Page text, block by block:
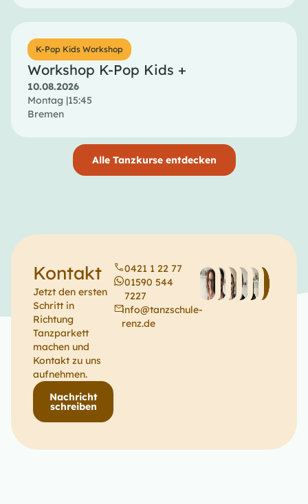
K-Pop Kids Workshop
Workshop K-Pop Kids +
10.08.2026
Montag |15:45
Bremen
Alle Tanzkurse entdecken
Kontakt
Jetzt den ersten
Schritt in
Richtung
Tanzparkett
machen und
Kontakt zu uns
aufnehmen.
Nachricht
schreiben
0421 1 22 77
01590 544
7227
info@tanzschule-
renz.de